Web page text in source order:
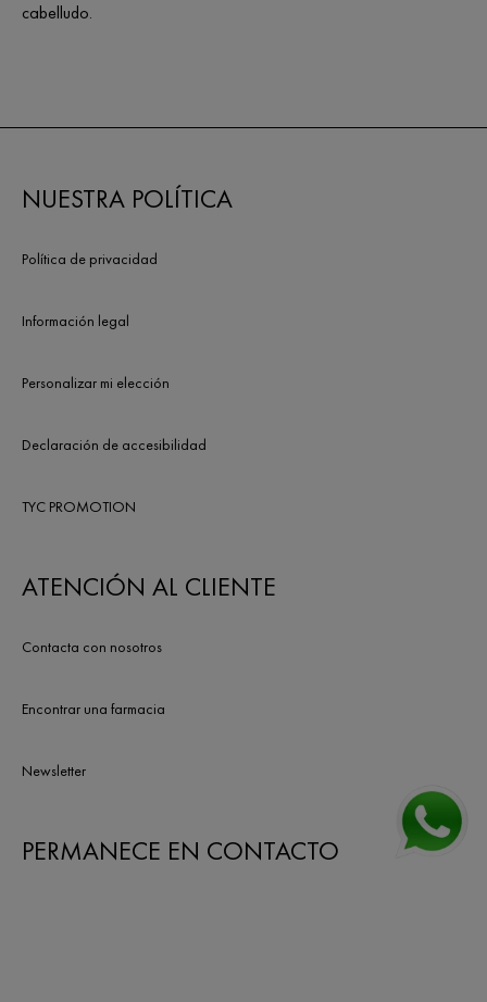
cabelludo.
NUESTRA POLÍTICA
Política de privacidad
Información legal
Personalizar mi elección
Declaración de accesibilidad
TYC PROMOTION
ATENCIÓN AL CLIENTE
Contacta con nosotros
Encontrar una farmacia
Newsletter
PERMANECE EN CONTACTO